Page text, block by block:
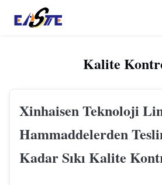
Kalite
Xinhaisen Teknoloji
Hammaddelerden
Kadar Sıkı Kalite